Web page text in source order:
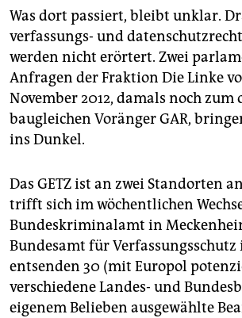
Was dort passiert, bleibt unklar.
verfassungs- und
werden nicht erörtert. Zwei
Anfragen der Fraktion Die Linke
November 2012, damals noch zum
baugleichen Voränger GAR,
ins Dunkel.
Das GETZ ist an zwei Standorten
trifft sich im wöchentlichen
Bundeskriminalamt in
Bundesamt für
entsenden 30 (mit Europol
verschiedene Landes- und
eigenem Belieben ausgewählte